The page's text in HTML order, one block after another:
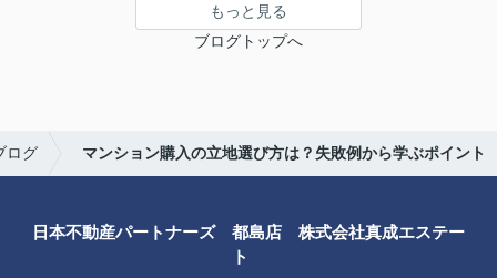
もっと見る
ブログトップへ
ログ マンション購入の立地選び方は？失敗例から学ぶポイント
日本不動産パートナーズ 都島店 株式会社真成エステー
ト